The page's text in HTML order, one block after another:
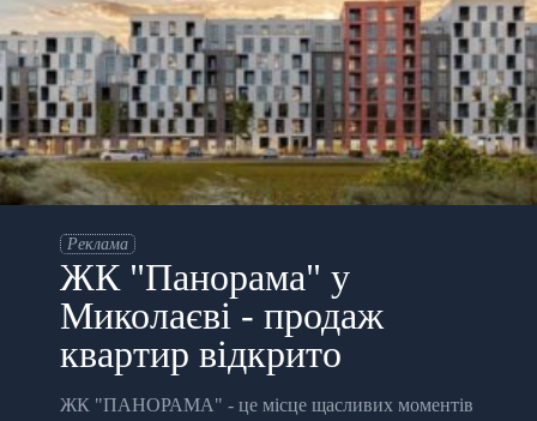
Реклама
ЖК "Панорама" у
Миколаєві - продаж
квартир відкрито
ЖК "ПАНОРАМА" - це місце щасливих моментів